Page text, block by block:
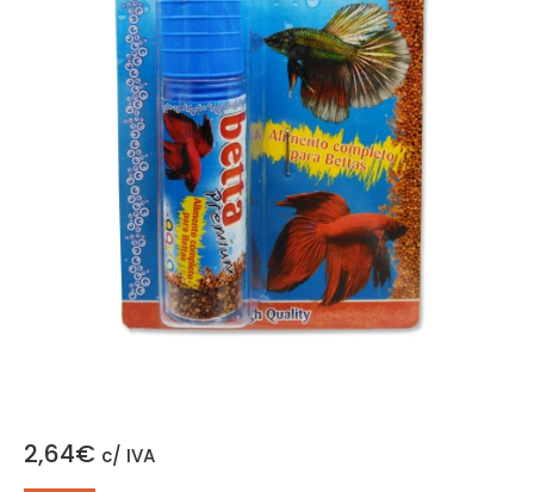
2,64€ c/ IVA